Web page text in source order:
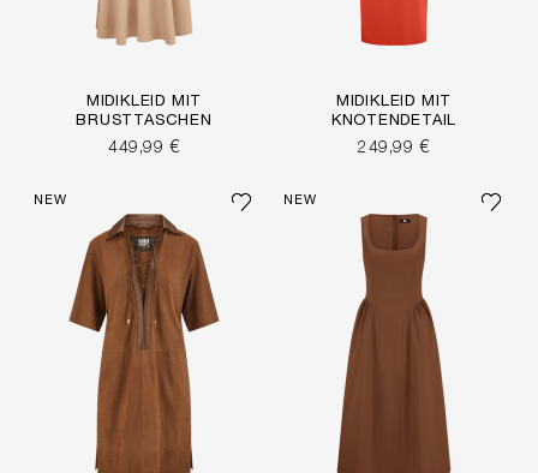
MIDIKLEID MIT
BRUSTTASCHEN
449,99 €
MIDIKLEID MIT
KNOTENDETAIL
249,99 €
NEW NEW